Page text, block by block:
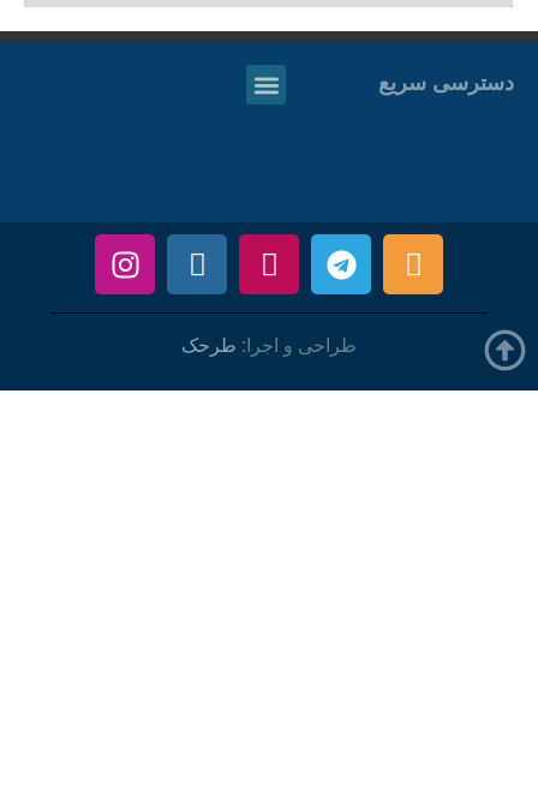
دسترسی سریع
طراحی و اجرا: طرحک